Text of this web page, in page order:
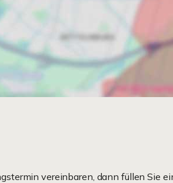
vereinbaren, dann füllen Sie